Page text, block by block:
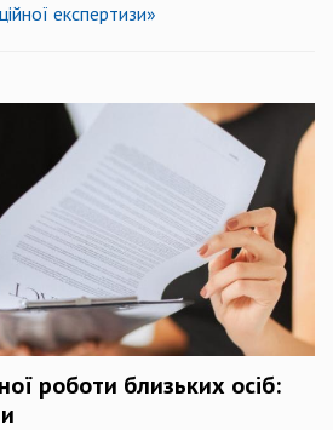
експертизи»
роботи близьких осіб: